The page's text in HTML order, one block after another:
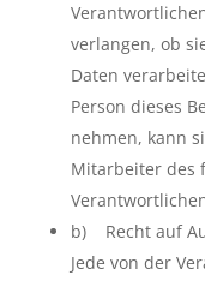
verlangen, ob
Daten
Person dieses
nehmen, kann
Mitarbeiter des
b) Recht auf
Jede von der